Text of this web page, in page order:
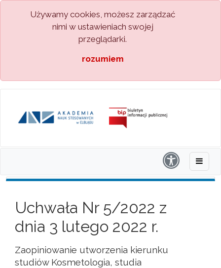
Używamy cookies, możesz zarządzać
nimi w ustawieniach swojej
przeglądarki.
rozumiem
Uchwała Nr 5/2022 z
dnia 3 lutego 2022 r.
Zaopiniowanie utworzenia kierunku
studiów Kosmetologia, studia